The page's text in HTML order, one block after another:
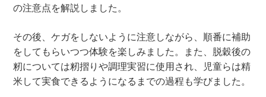
の注意点を解説しました。
その後、ケガをしないように注意しながら、順番に補助
をしてもらいつつ体験を楽しみました。また、脱穀後の
籾については籾摺りや調理実習に使用され、児童らは精
米して実食できるようになるまでの過程も学びました。